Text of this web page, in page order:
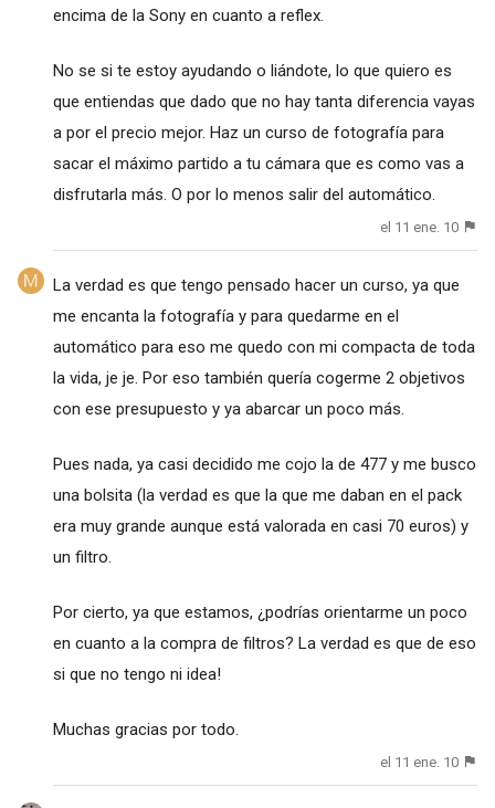
encima de la Sony en cuanto a reflex.
No se si te estoy ayudando o liándote, lo que quiero es
que entiendas que dado que no hay tanta diferencia vayas
a por el precio mejor. Haz un curso de fotografía para
sacar el máximo partido a tu cámara que es como vas a
disfrutarla más. O por lo menos salir del automático.
el 11 ene. 10
La verdad es que tengo pensado hacer un curso, ya que
me encanta la fotografía y para quedarme en el
automático para eso me quedo con mi compacta de toda
la vida, je je. Por eso también quería cogerme 2 objetivos
con ese presupuesto y ya abarcar un poco más.
Pues nada, ya casi decidido me cojo la de 477 y me busco
una bolsita (la verdad es que la que me daban en el pack
era muy grande aunque está valorada en casi 70 euros) y
un filtro.
Por cierto, ya que estamos, ¿podrías orientarme un poco
en cuanto a la compra de filtros? La verdad es que de eso
si que no tengo ni idea!
Muchas gracias por todo.
el 11 ene. 10